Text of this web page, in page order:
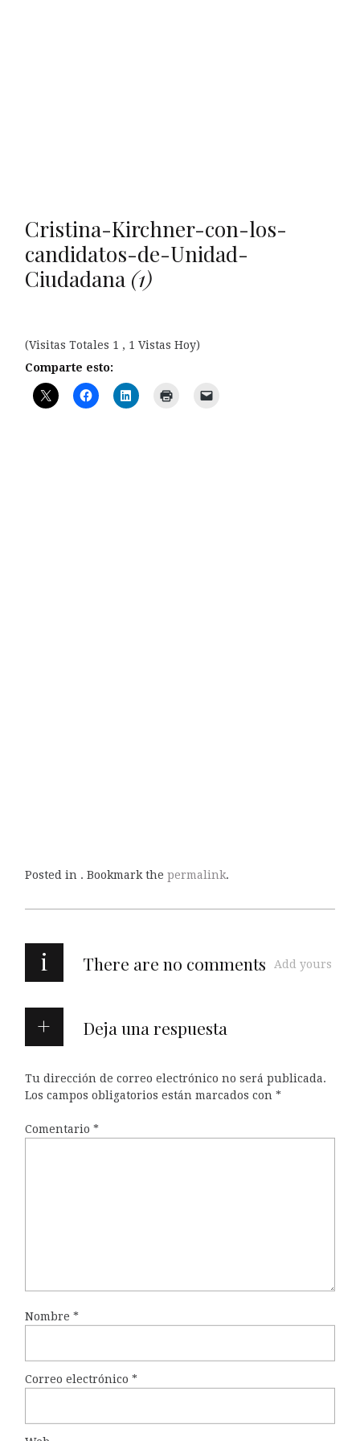
Cristina-Kirchner-con-los-
candidatos-de-Unidad-
Ciudadana (1)
(Visitas Totales 1 , 1 Vistas Hoy)
Comparte esto:
Posted in . Bookmark the permalink.
i There are no comments Add yours
Deja una respuesta
Tu dirección de correo electrónico no será publicada.
Los campos obligatorios están marcados con *
Comentario *
Nombre *
Correo electrónico *